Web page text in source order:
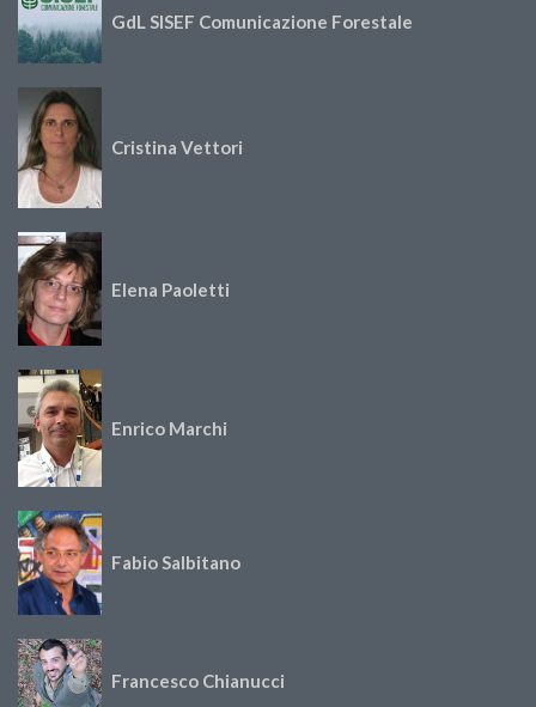
GdL SISEF Comunicazione Forestale
Cristina Vettori
Elena Paoletti
Enrico Marchi
Fabio Salbitano
Francesco Chianucci